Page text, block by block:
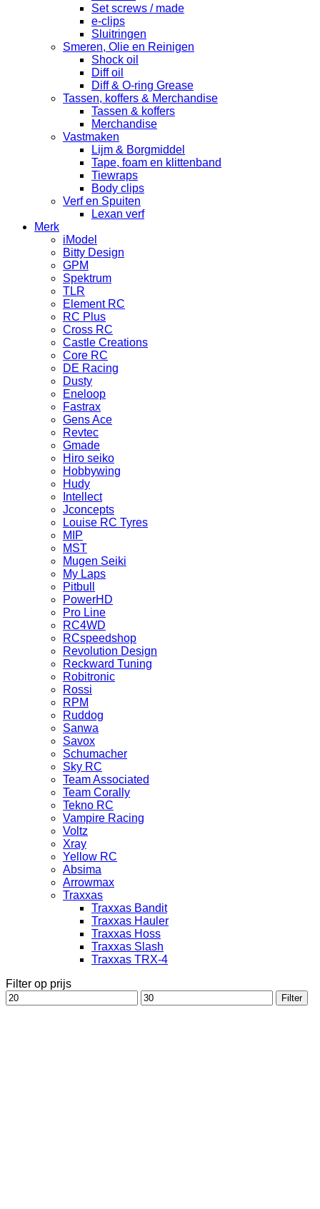
Set screws / made
e-clips
Sluitringen
Smeren, Olie en Reinigen
Shock oil
Diff oil
Diff & O-ring Grease
Tassen, koffers & Merchandise
Tassen & koffers
Merchandise
Vastmaken
Lijm & Borgmiddel
Tape, foam en klittenband
Tiewraps
Body clips
Verf en Spuiten
Lexan verf
Merk
iModel
Bitty Design
GPM
Spektrum
TLR
Element RC
RC Plus
Cross RC
Castle Creations
Core RC
DE Racing
Dusty
Eneloop
Fastrax
Gens Ace
Revtec
Gmade
Hiro seiko
Hobbywing
Hudy
Intellect
Jconcepts
Louise RC Tyres
MIP
MST
Mugen Seiki
My Laps
Pitbull
PowerHD
Pro Line
RC4WD
RCspeedshop
Revolution Design
Reckward Tuning
Robitronic
Rossi
RPM
Ruddog
Sanwa
Savox
Schumacher
Sky RC
Team Associated
Team Corally
Tekno RC
Vampire Racing
Voltz
Xray
Yellow RC
Absima
Arrowmax
Traxxas
Traxxas Bandit
Traxxas Hauler
Traxxas Hoss
Traxxas Slash
Traxxas TRX-4
Filter op prijs
Min.
prijs
Max.
prijs
Filter